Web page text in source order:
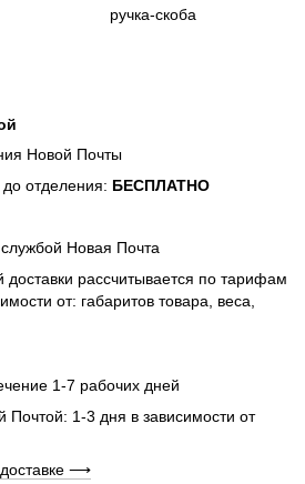
ручка-скоба
Новой Почты
отделения: БЕСПЛАТНО
Новая Почта
доставки рассчитывается по тарифам
от: габаритов товара, весa,
1-7 рабочих дней
Почтой: 1-3 дня в зависимости от
⟶